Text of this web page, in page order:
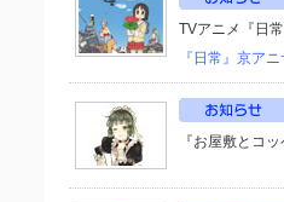
TVアニメ『日
『日常』京ア
『お屋敷とコ